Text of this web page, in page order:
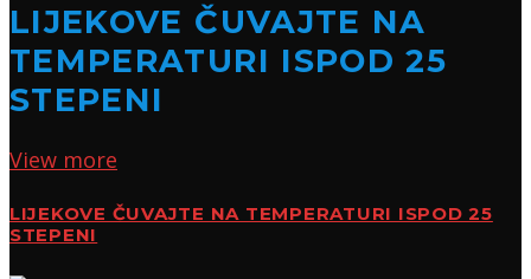
LIJEKOVE ČUVAJTE NA
TEMPERATURI ISPOD 25
STEPENI
View more
LIJEKOVE ČUVAJTE NA TEMPERATURI ISPOD 25
STEPENI